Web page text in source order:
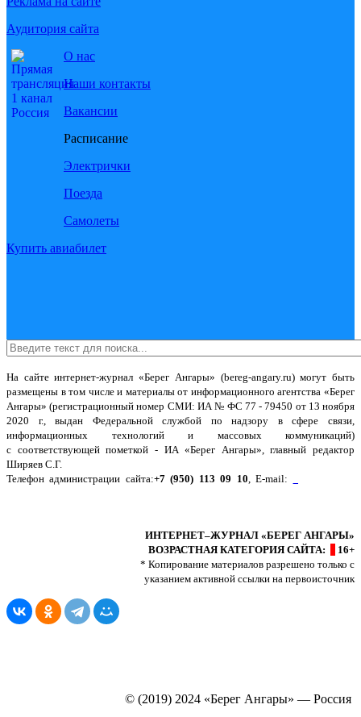
Аудитория сайта
О нас
Наши контакты
Вакансии
Расписание
Электрички
Поезда
Самолеты
Купить авиабилет
На сайте интернет-журнал«Берег Ангары» (bereg-angary.ru) могут быть
размещены в том числеи материалы от информационного агентства «Берег
Ангары» (регистрационный номер СМИ: ИА № ФС 77 - 79450 от 13 ноября
2020 г., выдан Федеральной службой по надзору в сфере связи,
информационных технологий и массовых коммуникаций)
с соответствующей пометкой - ИА «Берег Ангары», главный редактор
Ширяев С.Г.
Телефон администрации сайта:+7 (950) 113 09 10, E-mail:
ИНТЕРНЕТ–ЖУРНАЛ «БЕРЕГ АНГАРЫ»
ВОЗРАСТНАЯ КАТЕГОРИЯ САЙТА:
16+
* Копирование материалов разрешено только с
указанием активной ссылки на первоисточник
© (2019) 2024 «Берег Ангары» — Россия